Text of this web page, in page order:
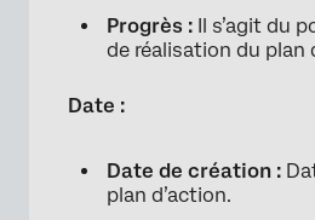
Progrès : Il s’agit du
de réalisation du plan
Date :
Date de création :
plan d’action.